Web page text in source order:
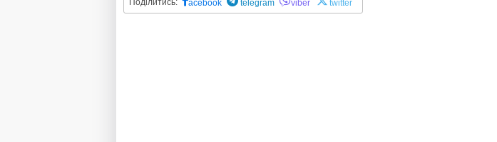
Поділитись: acebook telegram viber twitter